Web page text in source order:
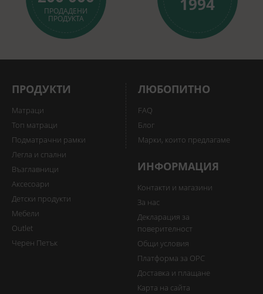
ПРОДАДЕНИ
ПРОДУКТА
ПРОДУКТИ
Матраци
Топ матраци
Подматрачни рамки
Легла и спални
Възглавници
Аксесоари
Детски продукти
Мебели
Outlet
Черен Петък
ЛЮБОПИТНО
FAQ
Блог
Марки, които предлагаме
ИНФОРМАЦИЯ
Контакти и магазини
За нас
Декларация за
поверителност
Общи условия
Платформа за ОРС
Доставка и плащане
Карта на сайта